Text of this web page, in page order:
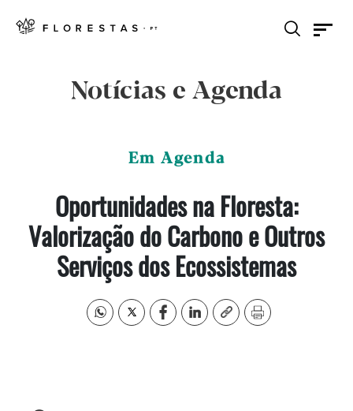
Notícias e Agenda
Em Agenda
Oportunidades na Floresta:
Valorização do Carbono e Outros
Serviços dos Ecossistemas